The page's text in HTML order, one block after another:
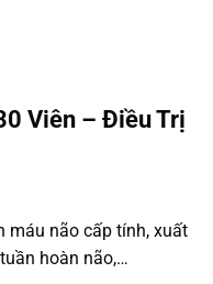
Viên – Điều Trị
máu não cấp tính, xuất
hoàn não,…